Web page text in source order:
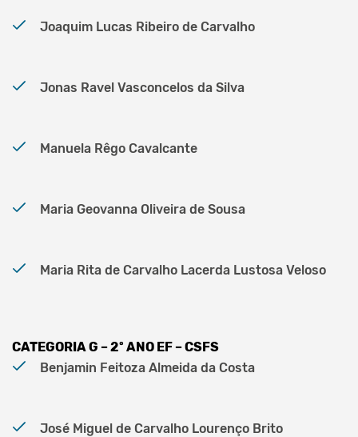
Joaquim Lucas Ribeiro de Carvalho
Jonas Ravel Vasconcelos da Silva
Manuela Rêgo Cavalcante
Maria Geovanna Oliveira de Sousa
Maria Rita de Carvalho Lacerda Lustosa Veloso
CATEGORIA G – 2º ANO EF – CSFS
Benjamin Feitoza Almeida da Costa
José Miguel de Carvalho Lourenço Brito